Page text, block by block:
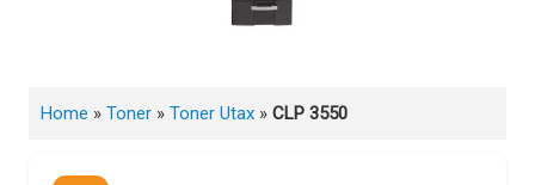
Home » Toner » Toner Utax » CLP 3550